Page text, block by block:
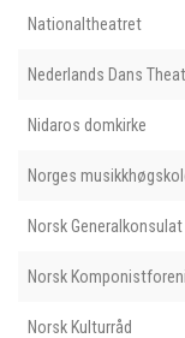
Nationaltheatret
Nederlands Dans
Nidaros domkirke
Norges
Norsk
Norsk
Norsk Kulturråd